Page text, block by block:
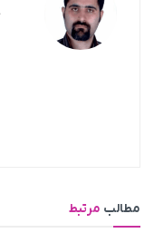
مطالب مرتبط